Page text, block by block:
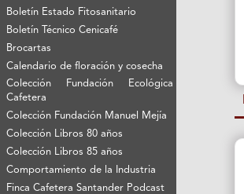
Boletín Estado Fitosanitario
Boletín Técnico Cenicafé
Brocartas
Calendario de floración y cosecha
Colección Fundación Ecológica
Cafetera
Colección Fundación Manuel Mejía
Colección Libros 80 años
Colección Libros 85 años
Comportamiento de la Industria
Finca Cafetera Santander Podcast